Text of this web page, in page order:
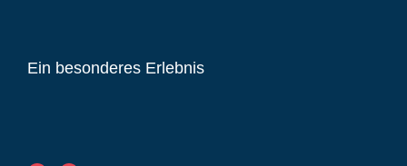
Ein besonderes Erlebnis